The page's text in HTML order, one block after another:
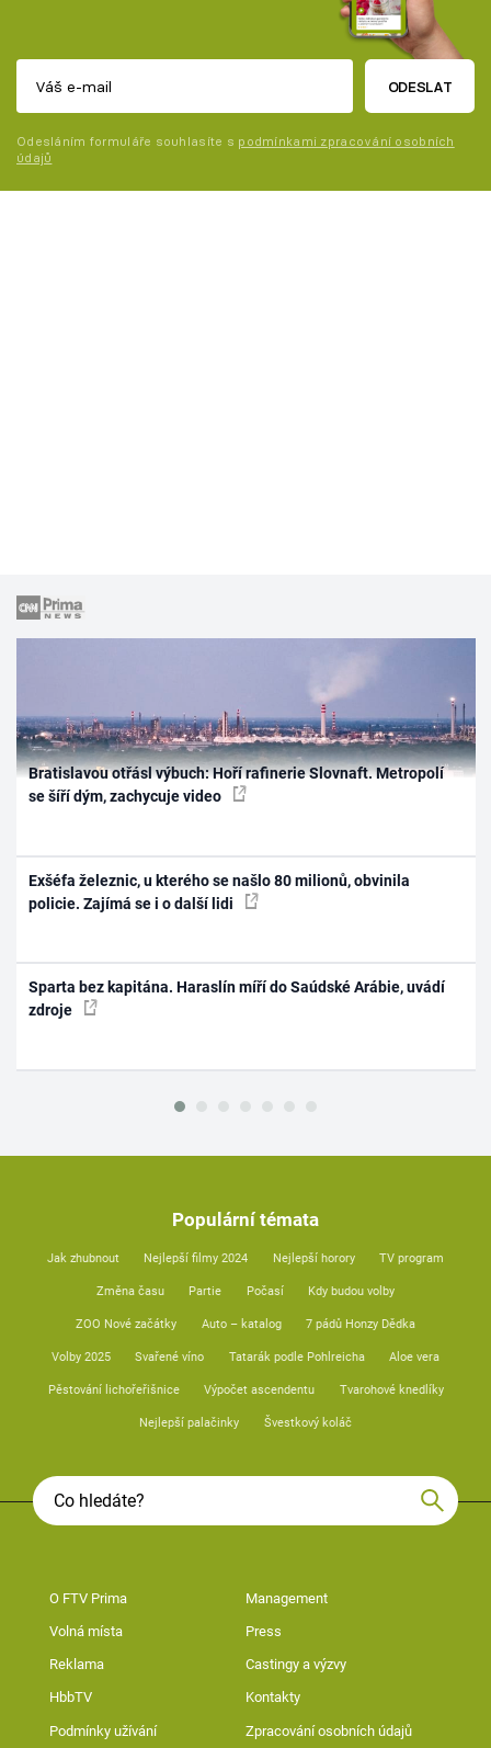
ODESLAT
Odesláním formuláře souhlasíte s podmínkami zpracování osobních
údajů
Bratislavou otřásl výbuch: Hoří rafinerie Slovnaft. Metropolí
se šíří dým, zachycuje video
Exšéfa železnic, u kterého se našlo 80 milionů, obvinila
policie. Zajímá se i o další lidi
Sparta bez kapitána. Haraslín míří do Saúdské Arábie, uvádí
zdroje
Populární témata
Jak zhubnout Nejlepší filmy 2024 Nejlepší horory TV program
Změna času Partie Počasí Kdy budou volby
ZOO Nové začátky Auto – katalog 7 pádů Honzy Dědka
Volby 2025 Svařené víno Tatarák podle Pohlreicha Aloe vera
Pěstování lichořeřišnice Výpočet ascendentu Tvarohové knedlíky
Nejlepší palačinky Švestkový koláč
O FTV Prima Management
Volná místa Press
Reklama Castingy a výzvy
HbbTV Kontakty
Podmínky užívání Zpracování osobních údajů